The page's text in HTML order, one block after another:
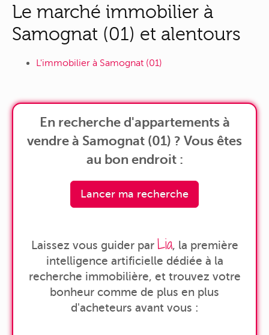
Le marché immobilier à
Samognat (01) et alentours
L'immobilier à Samognat (01)
En recherche d'appartements à
vendre à Samognat (01) ? Vous êtes
au bon endroit :
Lancer ma recherche
Laissez vous guider par Lia, la première
intelligence artificielle dédiée à la
recherche immobilière, et trouvez votre
bonheur comme de plus en plus
d'acheteurs avant vous :